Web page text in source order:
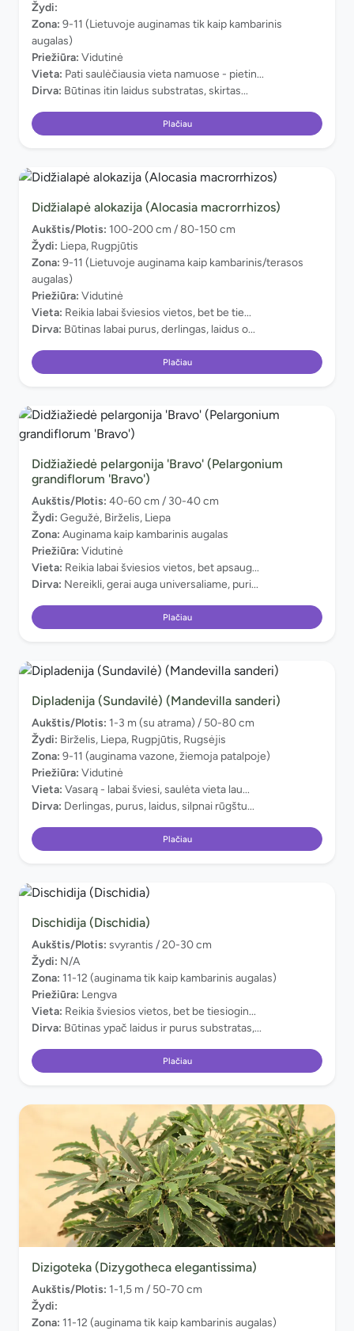
Žydi:
Zona: 9-11 (Lietuvoje auginamas tik kaip kambarinis
augalas)
Priežiūra: Vidutinė
Vieta: Pati saulėčiausia vieta namuose - pietin...
Dirva: Būtinas itin laidus substratas, skirtas...
Plačiau
Didžialapė alokazija (Alocasia macrorrhizos)
Aukštis/Plotis: 100-200 cm / 80-150 cm
Žydi: Liepa, Rugpjūtis
Zona: 9-11 (Lietuvoje auginama kaip kambarinis/terasos
augalas)
Priežiūra: Vidutinė
Vieta: Reikia labai šviesios vietos, bet be tie...
Dirva: Būtinas labai purus, derlingas, laidus o...
Plačiau
Didžiažiedė pelargonija 'Bravo' (Pelargonium
grandiflorum 'Bravo')
Aukštis/Plotis: 40-60 cm / 30-40 cm
Žydi: Gegužė, Birželis, Liepa
Zona: Auginama kaip kambarinis augalas
Priežiūra: Vidutinė
Vieta: Reikia labai šviesios vietos, bet apsaug...
Dirva: Nereikli, gerai auga universaliame, puri...
Plačiau
Dipladenija (Sundavilė) (Mandevilla sanderi)
Aukštis/Plotis: 1-3 m (su atrama) / 50-80 cm
Žydi: Birželis, Liepa, Rugpjūtis, Rugsėjis
Zona: 9-11 (auginama vazone, žiemoja patalpoje)
Priežiūra: Vidutinė
Vieta: Vasarą - labai šviesi, saulėta vieta lau...
Dirva: Derlingas, purus, laidus, silpnai rūgštu...
Plačiau
Dischidija (Dischidia)
Aukštis/Plotis: svyrantis / 20-30 cm
Žydi: N/A
Zona: 11-12 (auginama tik kaip kambarinis augalas)
Priežiūra: Lengva
Vieta: Reikia šviesios vietos, bet be tiesiogin...
Dirva: Būtinas ypač laidus ir purus substratas,...
Plačiau
Dizigoteka (Dizygotheca elegantissima)
Aukštis/Plotis: 1-1,5 m / 50-70 cm
Žydi:
Zona: 11-12 (auginama tik kaip kambarinis augalas)